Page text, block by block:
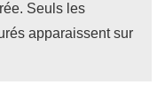
Seuls les
apparaissent sur